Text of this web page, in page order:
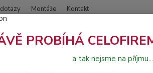
Montáže Kontakt
Hledat
PROBÍHÁ
a tak nejsme na příjmu...